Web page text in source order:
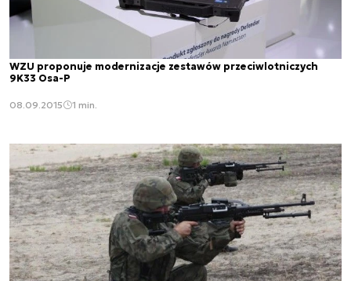
WZU proponuje modernizacje zestawów przeciwlotniczych
9K33 Osa-P
08.09.2015 1 min.